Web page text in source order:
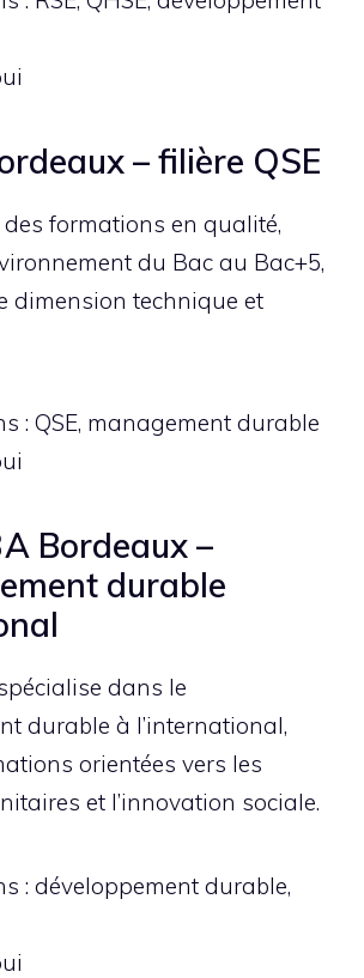
– filière QSE
des formations en qualité,
du Bac au Bac+5,
dimension technique et
: QSE, management durable
Bordeaux –
durable
dans le
durable à l’international,
orientées vers les
et l’innovation sociale.
: développement durable,